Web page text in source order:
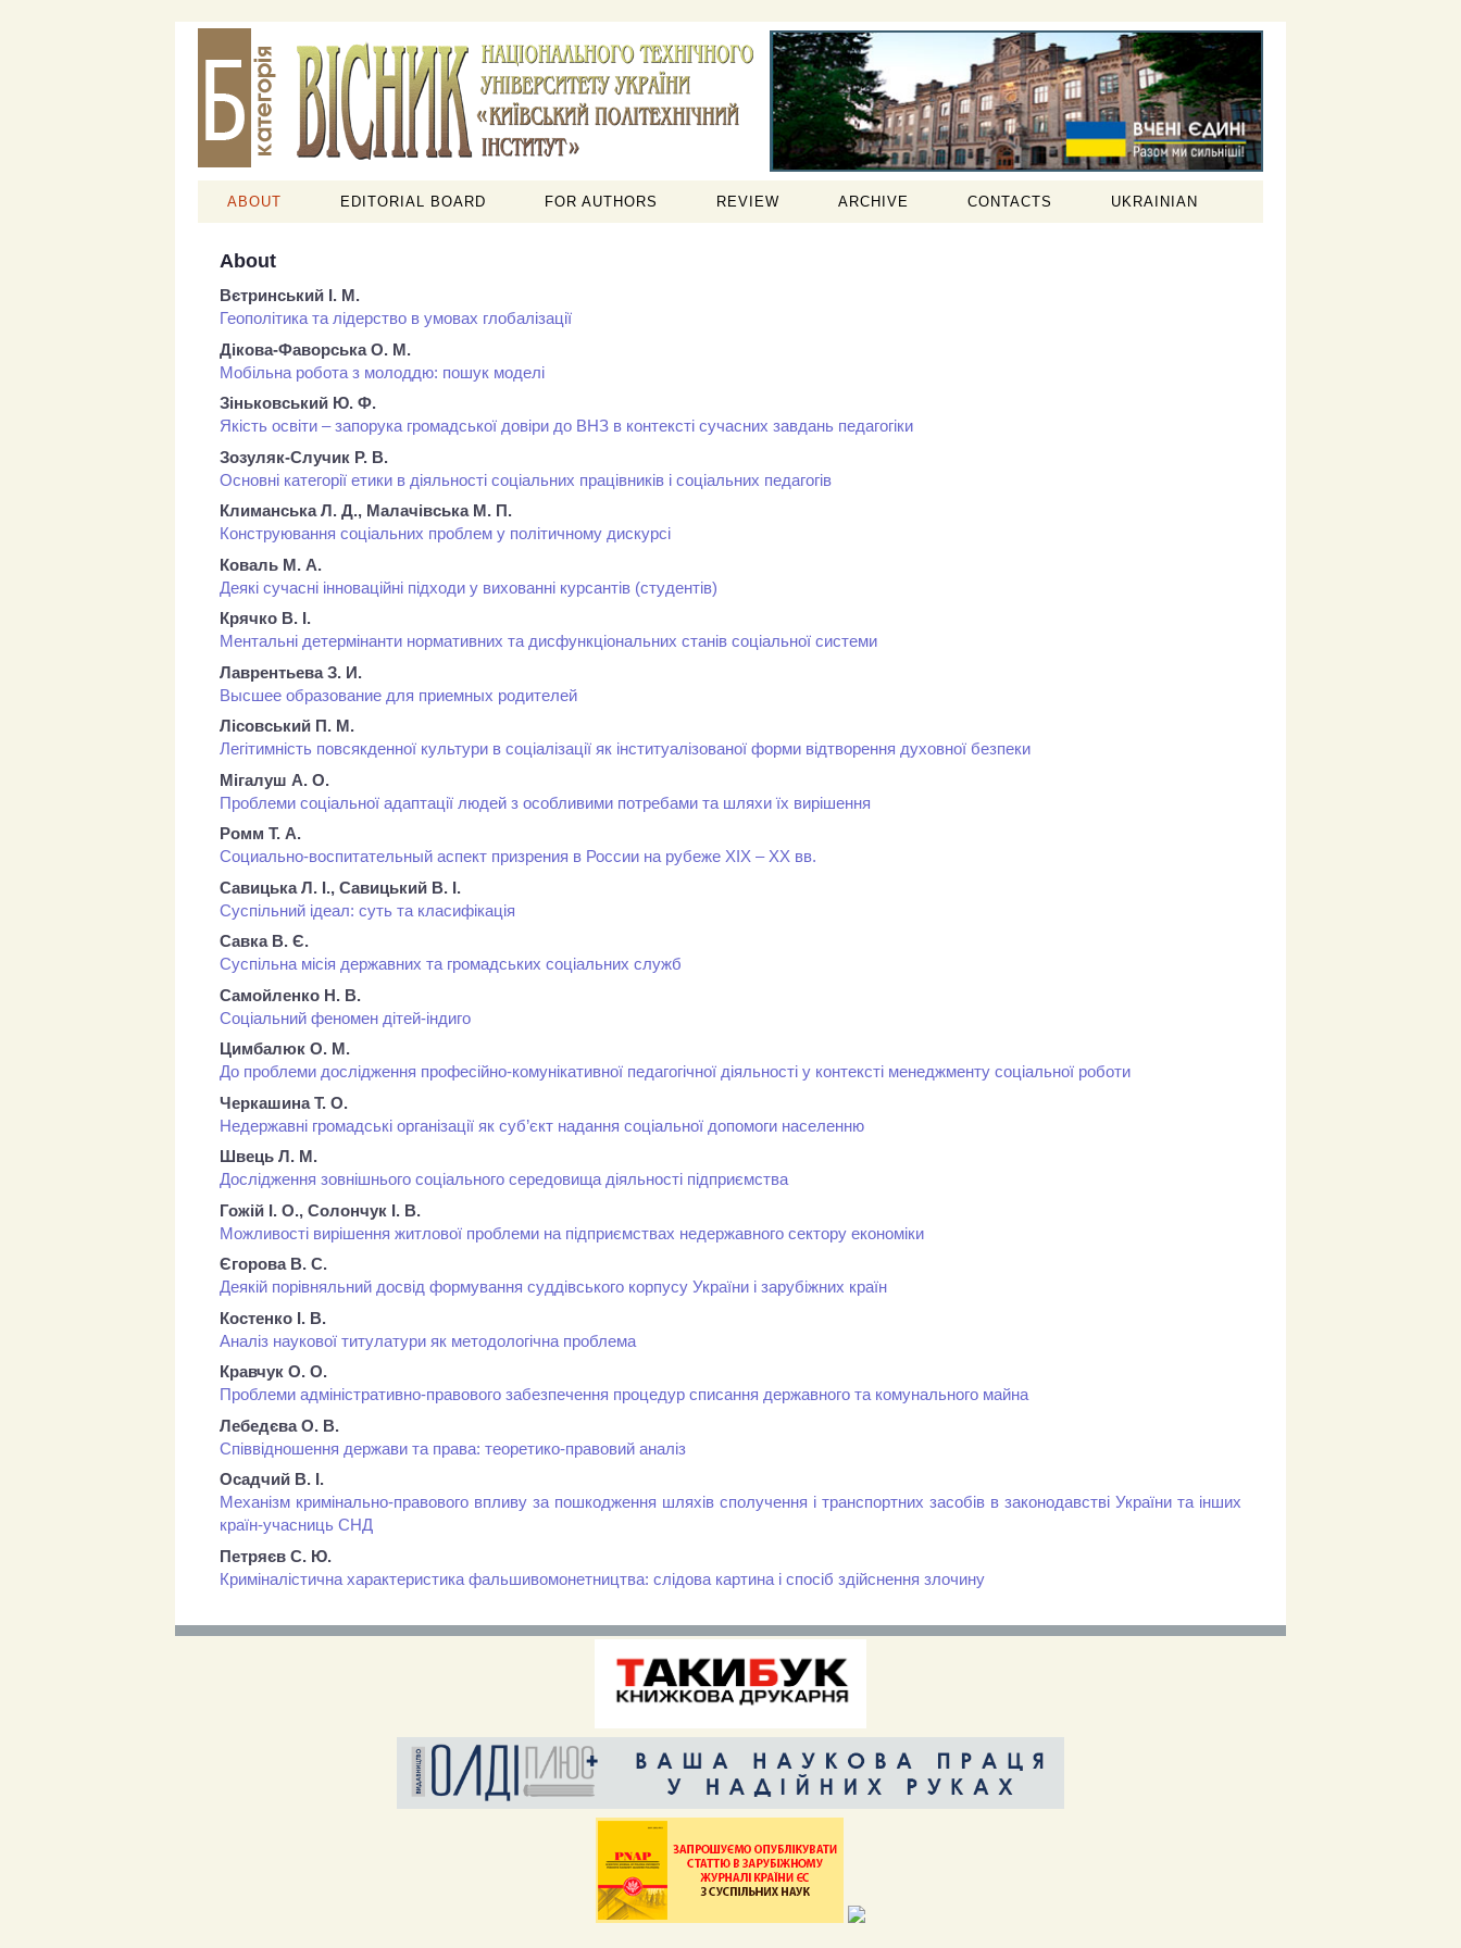
ABOUT EDITORIAL BOARD FOR AUTHORS REVIEW ARCHIVE CONTACTS UKRAINIAN
About
Вєтринський І. М.
Геополітика та лідерство в умовах глобалізації
Дікова-Фаворська О. М.
Мобільна робота з молоддю: пошук моделі
Зіньковський Ю. Ф.
Якість освіти – запорука громадської довіри до ВНЗ в контексті сучасних завдань педагогіки
Зозуляк-Случик Р. В.
Основні категорії етики в діяльності соціальних працівників і соціальних педагогів
Климанська Л. Д., Малачівська М. П.
Конструювання соціальних проблем у політичному дискурсі
Коваль М. А.
Деякі сучасні інноваційні підходи у вихованні курсантів (студентів)
Крячко В. І.
Ментальні детермінанти нормативних та дисфункціональних станів соціальної системи
Лаврентьева З. И.
Высшее образование для приемных родителей
Лісовський П. М.
Легітимність повсякденної культури в соціалізації як інституалізованої форми відтворення духовної безпеки
Мігалуш А. О.
Проблеми соціальної адаптації людей з особливими потребами та шляхи їх вирішення
Ромм Т. А.
Социально-воспитательный аспект призрения в России на рубеже XIX – XX вв.
Савицька Л. І., Савицький В. І.
Суспільний ідеал: суть та класифікація
Савка В. Є.
Суспільна місія державних та громадських соціальних служб
Самойленко Н. В.
Соціальний феномен дітей-індиго
Цимбалюк О. М.
До проблеми дослідження професійно-комунікативної педагогічної діяльності у контексті менеджменту соціальної роботи
Черкашина Т. О.
Недержавні громадські організації як суб’єкт надання соціальної допомоги населенню
Швець Л. М.
Дослідження зовнішнього соціального середовища діяльності підприємства
Гожій І. О., Солончук І. В.
Можливості вирішення житлової проблеми на підприємствах недержавного сектору економіки
Єгорова В. С.
Деякій порівняльний досвід формування суддівського корпусу України і зарубіжних країн
Костенко І. В.
Аналіз наукової титулатури як методологічна проблема
Кравчук О. О.
Проблеми адміністративно-правового забезпечення процедур списання державного та комунального майна
Лебедєва О. В.
Співвідношення держави та права: теоретико-правовий аналіз
Осадчий В. І.
Механізм кримінально-правового впливу за пошкодження шляхів сполучення і транспортних засобів в законодавстві України та інших
країн-учасниць СНД
Петряєв С. Ю.
Криміналістична характеристика фальшивомонетництва: слідова картина і спосіб здійснення злочину